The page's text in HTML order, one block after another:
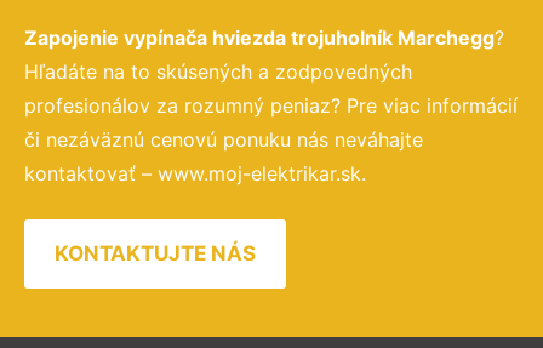
Zapojenie vypínača hviezda trojuholník Marchegg?
Hľadáte na to skúsených a zodpovedných
profesionálov za rozumný peniaz? Pre viac informácií
či nezáväznú cenovú ponuku nás neváhajte
kontaktovať – www.moj-elektrikar.sk.
KONTAKTUJTE NÁS